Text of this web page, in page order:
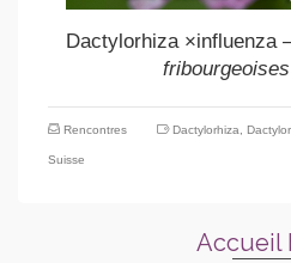
Dactylorhiza ×influenza
Rencontres Dactylorhiza,
Suisse
Accueil